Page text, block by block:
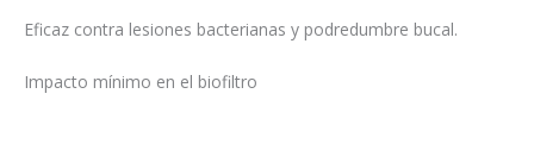
Eficaz contra lesiones bacterianas y podredumbre bucal.
Impacto mínimo en el biofiltro